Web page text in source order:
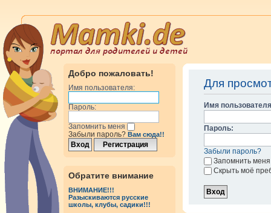
Добро пожаловать!
Имя пользователя:
Пароль:
Запомнить меня
Забыли пароль? Вам сюда!!
Обратите внимание
ВНИМАНИЕ!!!
Разыскиваются русские
школы, клубы, садики!!!
Для
Имя
Пароль:
Забыли пароль?
Запомнить меня
Скрыть моё